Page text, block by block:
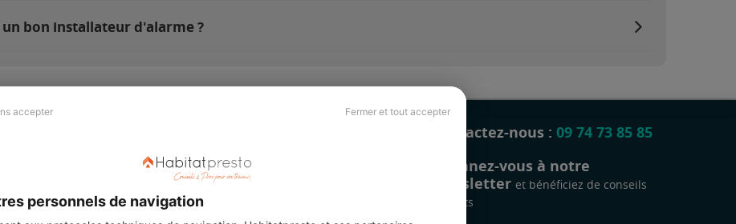
accepter Fermer et tout accepter
personnels de navigation
bon installateur d'alarme ?
Revue de presse
Contactez-nous : 09 74 73 85 85
Abonnez-vous à notre
newsletter et bénéficiez de conseils
gratuits